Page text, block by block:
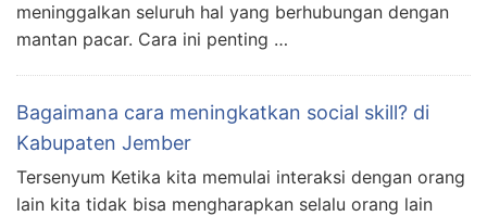
meninggalkan seluruh hal yang berhubungan dengan
mantan pacar. Cara ini penting …
Bagaimana cara meningkatkan social skill? di
Kabupaten Jember
Tersenyum Ketika kita memulai interaksi dengan orang
lain kita tidak bisa mengharapkan selalu orang lain